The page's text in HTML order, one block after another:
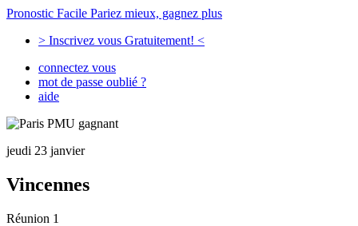
Pronostic Facile Pariez mieux, gagnez plus
> Inscrivez vous Gratuitement! <
connectez vous
mot de passe oublié ?
aide
jeudi 23 janvier
Vincennes
Réunion 1